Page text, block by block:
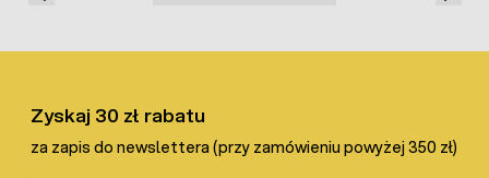
Zyskaj 30 zł rabatu
za zapis do newslettera (przy zamówieniu powyżej 350 zł)